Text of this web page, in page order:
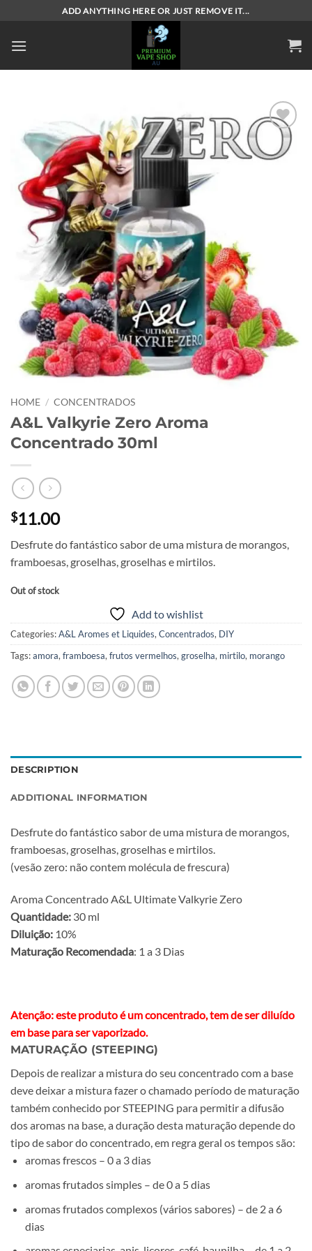
content
ADD ANYTHING HERE OR JUST REMOVE IT...
Add to
wishlist
HOME / CONCENTRADOS
A&L Valkyrie Zero Aroma
Concentrado 30ml
$11.00
Desfrute do fantástico sabor de uma mistura de morangos,
framboesas, groselhas, groselhas e mirtilos.
Out of stock
Add to wishlist
Categories:A&L Aromes et Liquides, Concentrados, DIY
Tags:amora, framboesa, frutos vermelhos, groselha, mirtilo, morango
DESCRIPTION
ADDITIONAL INFORMATION
Desfrute do fantástico sabor de uma mistura de morangos,
framboesas, groselhas, groselhas e mirtilos.
(vesão zero: não contem molécula de frescura)
Aroma Concentrado A&L Ultimate Valkyrie Zero
Quantidade: 30 ml
Diluição: 10%
Maturação Recomendada: 1 a 3 Dias
Atenção: este produto é um concentrado, tem de ser diluído
em base para ser vaporizado.
MATURAÇÃO (STEEPING)
Depois de realizar a mistura do seu concentrado com a base
deve deixar a mistura fazer o chamado período de maturação
também conhecido por STEEPING para permitir a difusão
dos aromas na base, a duração desta maturação depende do
tipo de sabor do concentrado, em regra geral os tempos são:
aromas frescos – 0 a 3 dias
aromas frutados simples – de 0 a 5 dias
aromas frutados complexos (vários sabores) – de 2 a 6
dias